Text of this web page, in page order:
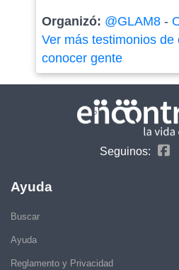
Organizó: @GLAM8-
Ver más testimonios de
conocer gente
Seguinos:
Ayuda
Buscar
Ayuda
Reglamento y Privacidad